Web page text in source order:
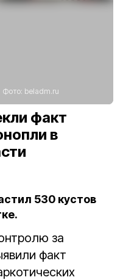
Фото: beladm.ru
факт
в
530 кустов
за
факт